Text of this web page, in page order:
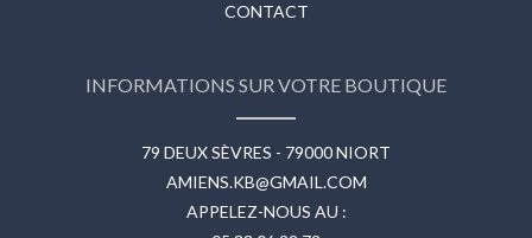
CONTACT
INFORMATIONS SUR VOTRE BOUTIQUE
79 DEUX SÈVRES - 79000 NIORT
AMIENS.KB@GMAIL.COM
APPELEZ-NOUS AU :